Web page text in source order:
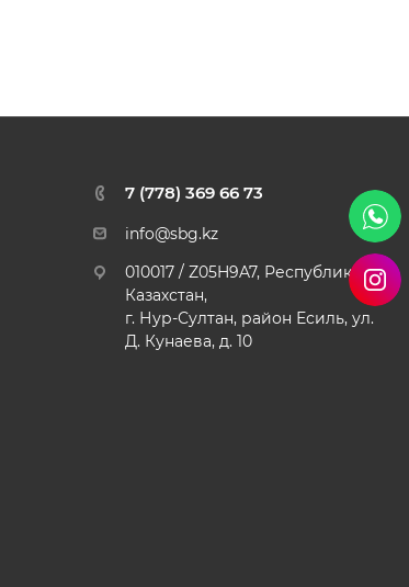
7 (778) 369 66 73
info@sbg.kz
010017 / Z05H9A7, Республика
Казахстан,
г. Нур-Султан, район Есиль, ул.
Д. Кунаева, д. 10